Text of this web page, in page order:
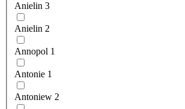
Anielin 3
Anielin 2
Annopol 1
Antonie 1
Antoniew 2